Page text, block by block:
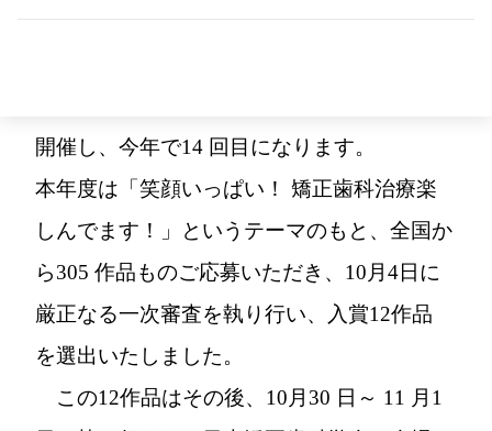
このコンテストは、矯正歯科治療中の患者
開催し、今年で14 回目になります。
本年度は「笑顔いっぱい！ 矯正歯科治療楽
しんでます！」というテーマのもと、全国か
ら305 作品ものご応募いただき、10月4日に
厳正なる一次審査を執り行い、入賞12作品
を選出いたしました。
この12作品はその後、10月30 日～ 11 月1